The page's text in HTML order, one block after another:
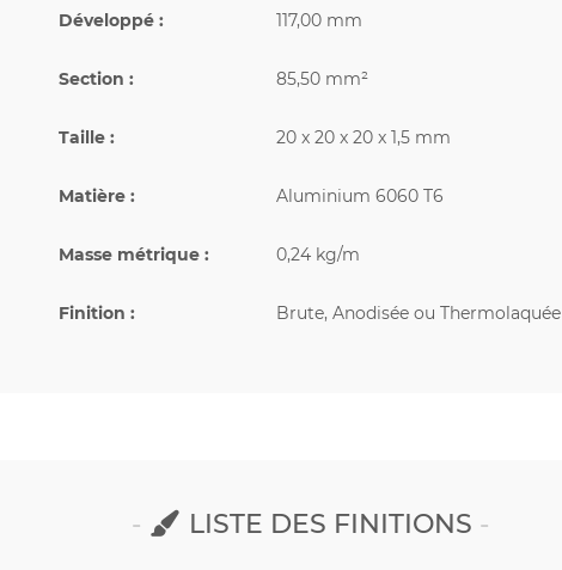
Développé : 117,00 mm
Section : 85,50 mm²
Taille : 20 x 20 x 20 x 1,5 mm
Matière : Aluminium 6060 T6
Masse métrique : 0,24 kg/m
Finition : Brute, Anodisée ou Thermolaquée
LISTE DES FINITIONS